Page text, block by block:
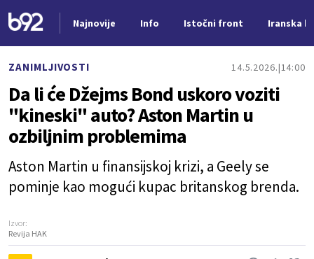
Najnovije Info Istočni front Iranska
ZANIMLJIVOSTI 14.5.2026. 14:00
Da li će Džejms Bond uskoro voziti
"kineski" auto? Aston Martin u
ozbiljnim problemima
Aston Martin u finansijskoj krizi, a Geely se
pominje kao mogući kupac britanskog brenda.
Izvor:
Revija HAK